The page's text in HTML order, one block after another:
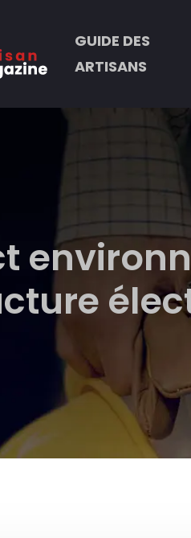
GUIDE DES
ARTISANS